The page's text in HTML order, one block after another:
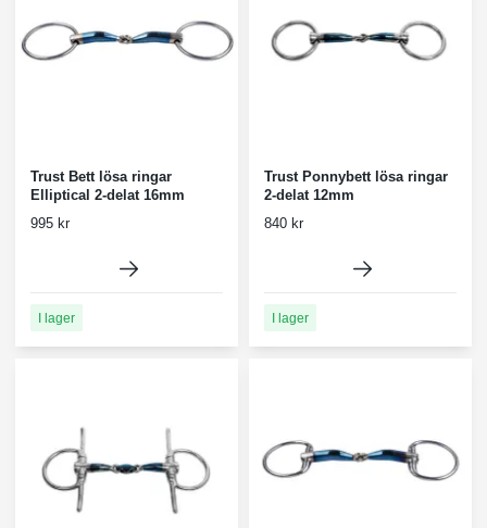
Trust Bett lösa ringar
Elliptical 2-delat 16mm
995 kr
I lager
Trust Ponnybett lösa ringar
2-delat 12mm
840 kr
I lager